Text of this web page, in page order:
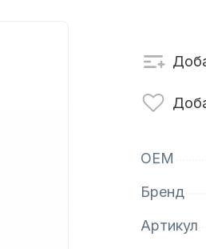
Запчасти для ПЛМ
OEM
Бренд
Артикул